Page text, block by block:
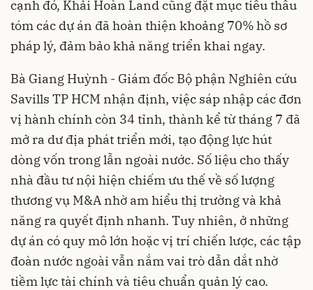
cạnh đó, Khải Hoàn Land cũng đặt mục tiêu thâu
tóm các dự án đã hoàn thiện khoảng 70% hồ sơ
pháp lý, đảm bảo khả năng triển khai ngay.
Bà Giang Huỳnh - Giám đốc Bộ phận Nghiên cứu
Savills TP HCM nhận định, việc sáp nhập các đơn
vị hành chính còn 34 tỉnh, thành kể từ tháng 7 đã
mở ra dư địa phát triển mới, tạo động lực hút
dòng vốn trong lẫn ngoài nước. Số liệu cho thấy
nhà đầu tư nội hiện chiếm ưu thế về số lượng
thương vụ M&A nhờ am hiểu thị trường và khả
năng ra quyết định nhanh. Tuy nhiên, ở những
dự án có quy mô lớn hoặc vị trí chiến lược, các tập
đoàn nước ngoài vẫn nắm vai trò dẫn dắt nhờ
tiềm lực tài chính và tiêu chuẩn quản lý cao.